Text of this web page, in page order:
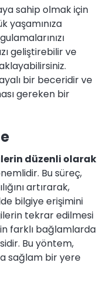
sahip olmak için
yaşamınıza
geliştirebilir ve
bir beceridir ve
gereken bir
düzenli olarak
Bu süreç,
artırarak,
bilgiye erişimini
tekrar edilmesi
farklı bağlamlarda
Bu yöntem,
sağlam bir yere